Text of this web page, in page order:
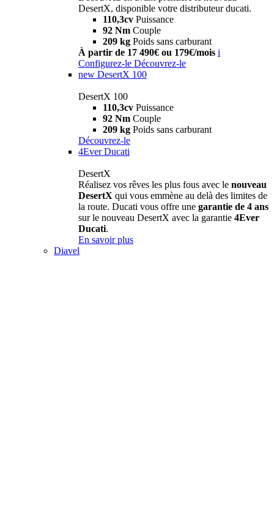
DesertX, disponible votre distributeur ducati.
110,3cv Puissance
92 Nm Couple
209 kg Poids sans carburant
À partir de 17 490€ ou 179€/mois i
Configurez-le Découvrez-le
new DesertX 100
DesertX 100
110,3cv Puissance
92 Nm Couple
209 kg Poids sans carburant
Découvrez-le
4Ever Ducati
DesertX
Réalisez vos rêves les plus fous avec le nouveau
DesertX qui vous emmène au delà des limites de
la route. Ducati vous offre une garantie de 4 ans
sur le nouveau DesertX avec la garantie 4Ever
Ducati.
En savoir plus
Diavel